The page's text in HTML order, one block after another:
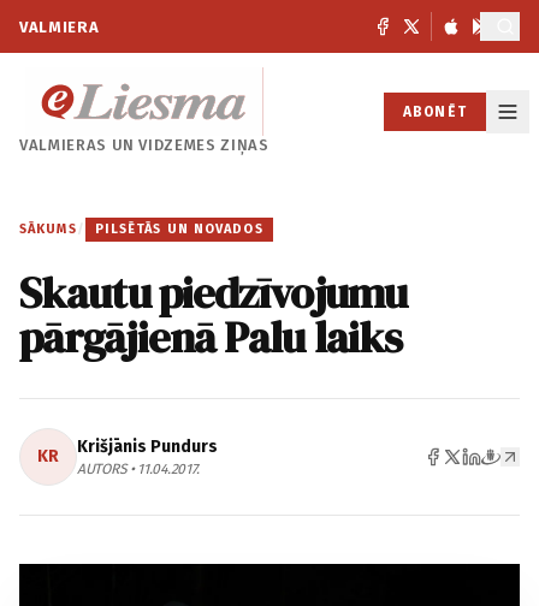
VALMIERA
VALMIERAS UNVIDZEMES ZIŅAS
ABONĒT
SĀKUMS / PILSĒTĀS UN NOVADOS
Skautu piedzīvojumu
pārgājienā Palu laiks
KR Krišjānis Pundurs
AUTORS • 11.04.2017.